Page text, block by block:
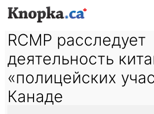
RCMP расследует
деятельность
«полицейских
Канаде